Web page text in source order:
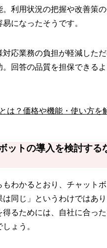
。利用状況の把握や改善策
になったそうです。
対応業務の負担が軽減した
。回答の品質を担保できる
は？価格や機能・使い方を
ットの導入を検討する
もわかるとおり、チャット
は同じ」というわけではあ
得るためには、自社に合っ
ょう。